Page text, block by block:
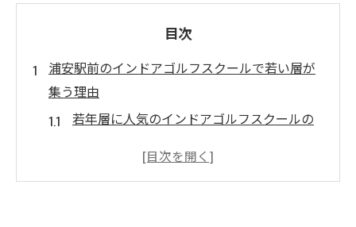
目次
浦安駅前のインドアゴルフスクールで若い層が
集う理由
若年層に人気のインドアゴルフスクールの
駅近30秒で通える利便性が若い世代に好評